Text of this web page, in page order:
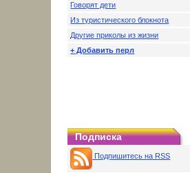
Говорят дети
Из туристического блокнота
Другие приколы из жизни
+ Добавить перл
Подписка
Подпишитесь на RSS